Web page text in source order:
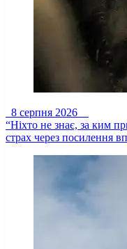
8 серпня 2026
“Ніхто не знає, за ким
страх через посилення